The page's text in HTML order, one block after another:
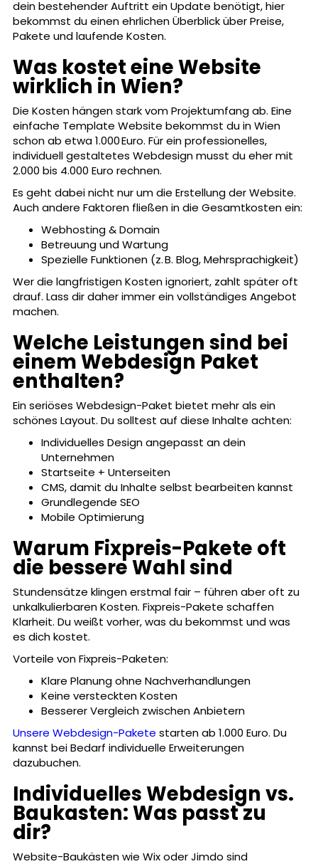
dein bestehender Auftritt ein Update benötigt, hier
bekommst du einen ehrlichen Überblick über Preise,
Pakete und laufende Kosten.
Was kostet eine Website
wirklich in Wien?
Die Kosten hängen stark vom Projektumfang ab. Eine
einfache Template Website bekommst du in Wien
schon ab etwa 1.000 Euro. Für ein professionelles,
individuell gestaltetes Webdesign musst du eher mit
2.000 bis 4.000 Euro rechnen.
Es geht dabei nicht nur um die Erstellung der Website.
Auch andere Faktoren fließen in die Gesamtkosten ein:
Webhosting & Domain
Betreuung und Wartung
Spezielle Funktionen (z. B. Blog, Mehrsprachigkeit)
Wer die langfristigen Kosten ignoriert, zahlt später oft
drauf. Lass dir daher immer ein vollständiges Angebot
machen.
Welche Leistungen sind bei
einem Webdesign Paket
enthalten?
Ein seriöses Webdesign-Paket bietet mehr als ein
schönes Layout. Du solltest auf diese Inhalte achten:
Individuelles Design angepasst an dein
Unternehmen
Startseite + Unterseiten
CMS, damit du Inhalte selbst bearbeiten kannst
Grundlegende SEO
Mobile Optimierung
Warum Fixpreis-Pakete oft
die bessere Wahl sind
Stundensätze klingen erstmal fair – führen aber oft zu
unkalkulierbaren Kosten. Fixpreis-Pakete schaffen
Klarheit. Du weißt vorher, was du bekommst und was
es dich kostet.
Vorteile von Fixpreis-Paketen:
Klare Planung ohne Nachverhandlungen
Keine versteckten Kosten
Besserer Vergleich zwischen Anbietern
Unsere Webdesign-Pakete starten ab 1.000 Euro. Du
kannst bei Bedarf individuelle Erweiterungen
dazubuchen.
Individuelles Webdesign vs.
Baukasten: Was passt zu
dir?
Website-Baukästen wie Wix oder Jimdo sind